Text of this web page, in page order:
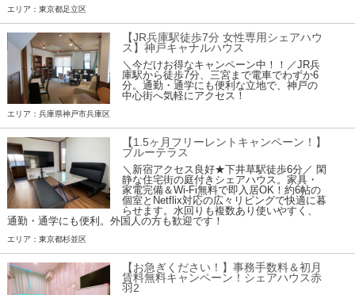
エリア：東京都足立区
【JR兵庫駅徒歩7分 女性専用シェアハウ
ス】神戸キャナルハウス
＼今だけお得なキャンペーン中！！／JR兵
庫駅から徒歩7分、三宮まで電車でわずか6
分。通勤・通学にも便利な立地で、神戸の
中心街へ気軽にアクセス！
エリア：兵庫県神戸市兵庫区
【1.5ヶ月フリーレントキャンペーン！】
ブルーテラス
＼新宿アクセス良好★下井草駅徒歩6分／ 閑
静な住宅街の庭付きシェアハウス。家具・
家電完備＆Wi-Fi無料で即入居OK！約6帖の
個室とNetflix対応の広々リビングで快適に暮
らせます。水回りも複数あり使いやすく、
通勤・通学にも便利。外国人の方も歓迎です！
エリア：東京都杉並区
【お急ぎください！】事務手数料＆初月
賃料無料キャンペーン！シェアハウス赤
羽2